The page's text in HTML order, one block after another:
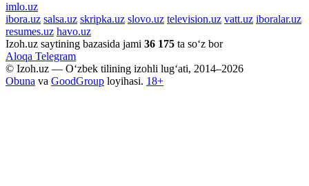
imlo.uz
ibora.uz salsa.uz skripka.uz slovo.uz television.uz vatt.uz iboralar.uz
resumes.uz havo.uz
Izoh.uz saytining bazasida jami 36 175 ta so‘z bor
Aloqa Telegram
© Izoh.uz — O‘zbek tilining izohli lug‘ati, 2014–2026
Obuna va GoodGroup loyihasi. 18+